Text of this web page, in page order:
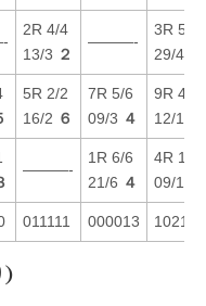
2R 4/4
13/3 ２
———-
3R 5/5
29/4
5R 2/2
16/2 ６
7R 5/6
09/3 ４
9R 4/4
12/1
———-
1R 6/6
21/6 ４
4R 1/1
09/1
011111 000013 102110
)